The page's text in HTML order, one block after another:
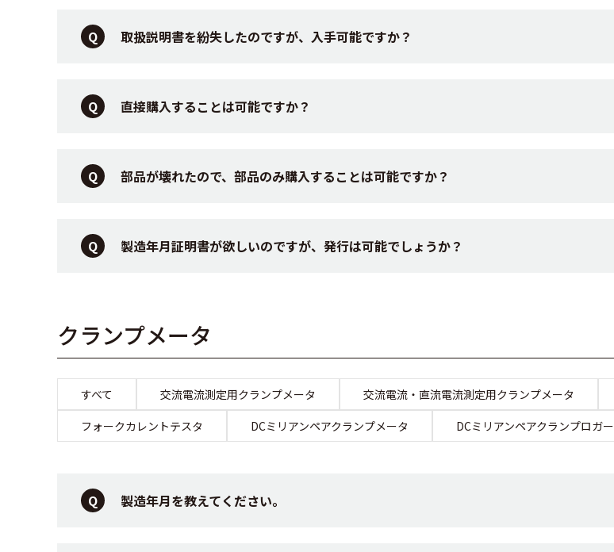
取扱説明書を紛失したのですが、入手可能ですか？
直接購入することは可能ですか？
部品が壊れたので、部品のみ購入することは可能ですか？
製造年月証明書が欲しいのですが、発行は可能でしょうか？
クランプメータ
すべて 交流電流測定用クランプメータ 交流電流・直流電流測定用クランプメータ
フォークカレントテスタ
DCミリアンペアクランプメータ DCミリアンペアクランプロガー
製造年月を教えてください。